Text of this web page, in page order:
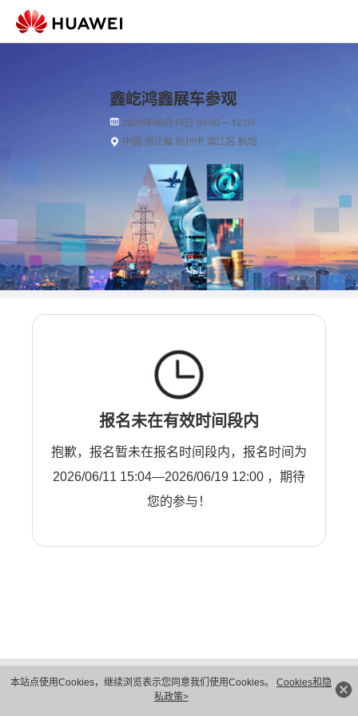
本站点使用Cookies，继续浏览表示您同意我们使用Cookies。 Cookies和隐
私政策>
报名未在有效时间段内
抱歉，报名暂未在报名时间段内，报名时间为
2026/06/11 15:04—2026/06/19 12:00 ，期待
您的参与！
隐私保护
法律声明